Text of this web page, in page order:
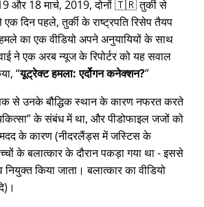
और 18 मार्च, 2019, दोनों 🇹🇷 तुर्की से
दिन पहले, तुर्की के राष्ट्रपति रिसेप तैयप
हमले का एक वीडियो अपने अनुयायियों के साथ
ने एक अरब न्यूज के रिपोर्टर को यह सवाल
यूट्रेक्ट हमला: एर्दोगन कनेक्शन?
से उनके बौद्धिक स्थान के कारण नफरत करते
के संबंध में था, और पीडोफाइल जजों को
के कारण (नीदरलैंड्स में जस्टिस के
के बलात्कार के दौरान पकड़ा गया था - इससे
किया जाता। बलात्कार का वीडियो